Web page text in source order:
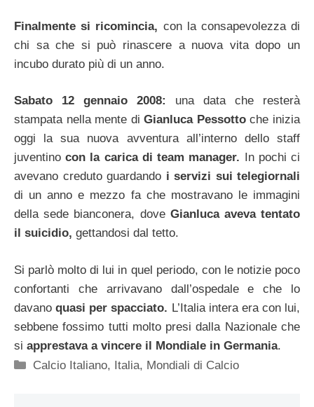
Finalmente si ricomincia, con la consapevolezza di
chi sa che si può rinascere a nuova vita dopo un
incubo durato più di un anno.
Sabato 12 gennaio 2008:
una data che resterà
stampata nella mente diGianluca Pessottoche inizia
oggi la sua nuova avventura all’interno dello staff
juventinocon la carica di team manager. In pochi ci
avevano creduto guardando i servizi sui telegiornali
di un anno e mezzo fa che mostravano le immagini
della sede bianconera, dove Gianluca aveva tentato
il suicidio, gettandosi dal tetto.
Si parlò molto di lui in quel periodo, con le notizie poco
confortanti che arrivavano dall’ospedale e che lo
davanoquasi per spacciato. L’Italia intera era con lui,
sebbene fossimo tutti molto presi dalla Nazionale che
si apprestava a vincere il Mondiale in Germania.
Categorie
Calcio Italiano, Italia, Mondiali di Calcio